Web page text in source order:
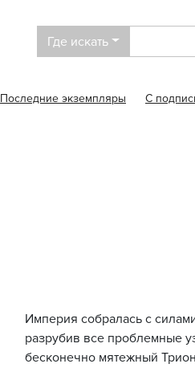
Где искать
Последние экземпляры С
Империя собралась с
разрубив все проблемные
бесконечно мятежный